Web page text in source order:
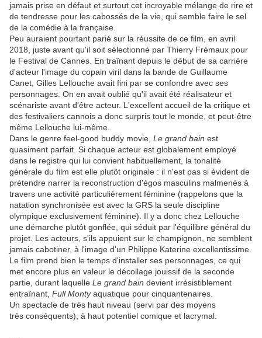
jamais prise en défaut et surtout cet incroyable mélange de rire et
de tendresse pour les cabossés de la vie, qui semble faire le sel
de la comédie à la française.
Peu auraient pourtant parié sur la réussite de ce film, en avril
2018, juste avant qu'il soit sélectionné par Thierry Frémaux pour
le Festival de Cannes. En traînant depuis le début de sa carrière
d'acteur l'image du copain viril dans la bande de Guillaume
Canet, Gilles Lellouche avait fini par se confondre avec ses
personnages. On en avait oublié qu'il avait été réalisateur et
scénariste avant d'être acteur. L'excellent accueil de la critique et
des festivaliers cannois a donc surpris tout le monde, et peut-être
même Lellouche lui-même.
Dans le genre feel-good buddy movie, Le grand bain est
quasiment parfait. Si chaque acteur est globalement employé
dans le registre qui lui convient habituellement, la tonalité
générale du film est elle plutôt originale : il n'est pas si évident de
prétendre narrer la reconstruction d'égos masculins malmenés à
travers une activité particulièrement féminine (rappelons que la
natation synchronisée est avec la GRS la seule discipline
olympique exclusivement féminine). Il y a donc chez Lellouche
une démarche plutôt gonflée, qui séduit par l'équilibre général du
projet. Les acteurs, s'ils appuient sur le champignon, ne semblent
jamais cabotiner, à l'image d'un Philippe Katerine excellentissime.
Le film prend bien le temps d'installer ses personnages, ce qui
met encore plus en valeur le décollage jouissif de la seconde
partie, durant laquelle Le grand bain devient irrésistiblement
entraînant, Full Montyaquatique pour cinquantenaires.
Un spectacle de très haut niveau (servi par des moyens
très conséquents), à haut potentiel comique et lacrymal.